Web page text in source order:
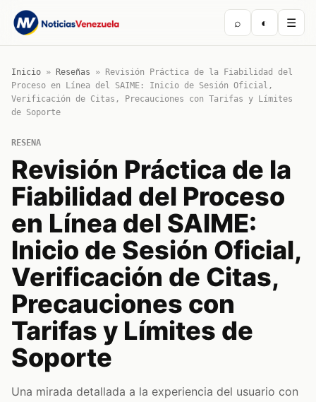
⌕ ◐ ☰
Inicio » Reseñas »
Revisión Práctica de la Fiabilidad del
Proceso en Línea del SAIME: Inicio de Sesión Oficial,
Verificación de Citas, Precauciones con Tarifas y Límites
de Soporte
RESENA
Revisión Práctica de la
Fiabilidad del Proceso
en Línea del SAIME:
Inicio de Sesión Oficial,
Verificación de Citas,
Precauciones con
Tarifas y Límites de
Soporte
Una mirada detallada a la experiencia del usuario con